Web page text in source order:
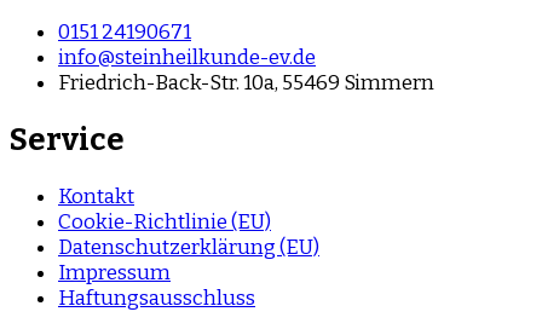
0151 24190671
info@steinheilkunde-ev.de
Friedrich-Back-Str. 10a, 55469 Simmern
Service
Kontakt
Cookie-Richtlinie (EU)
Datenschutzerklärung (EU)
Impressum
Haftungsausschluss